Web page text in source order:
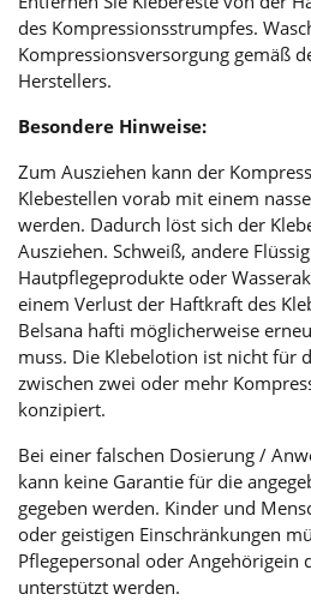
des Kompressionsstrumpfes.
Kompressionsversorgung gemäß
Herstellers.
Besondere Hinweise:
Zum Ausziehen kann der
Klebestellen vorab mit einem
werden. Dadurch löst sich der
Ausziehen. Schweiß, andere
Hautpflegeprodukte oder
einem Verlust der Haftkraft des
Belsana hafti möglicherweise
muss. Die Klebelotion ist nicht für
zwischen zwei oder mehr
konzipiert.
Bei einer falschen Dosierung /
kann keine Garantie für die
gegeben werden. Kinder und
oder geistigen Einschränkungen
Pflegepersonal oder Angehörigein
unterstützt werden.